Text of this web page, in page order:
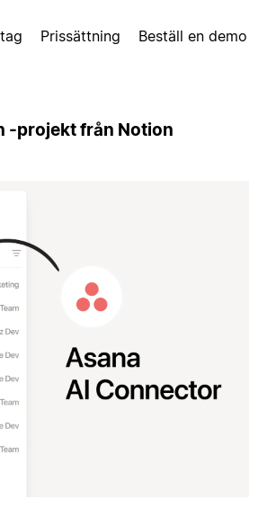
Prissättning Beställ en demo
-projekt från Notion